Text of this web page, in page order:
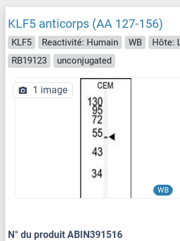
KLF5 anticorps (AA 127-156)
KLF5 Reactivité: Humain WB Hôte:
RB19123
unconjugated
WB
1 image
N° du produit ABIN391516